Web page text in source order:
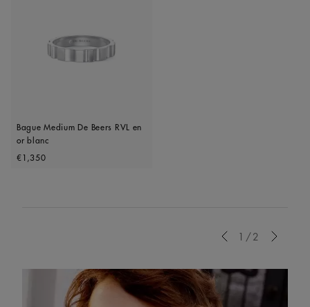
Bague Medium De Beers RVL en
or blanc
Original price
€1,350
1/2